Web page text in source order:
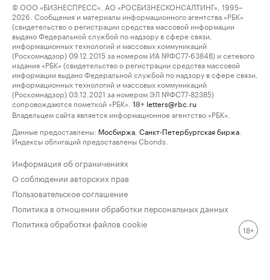
© ООО «БИЗНЕСПРЕСС», АО «РОСБИЗНЕСКОНСАЛТИНГ», 1995–
2026. Сообщения и материалы информационного агентства «РБК»
(свидетельство о регистрации средства массовой информации
выдано Федеральной службой по надзору в сфере связи,
информационных технологий и массовых коммуникаций
(Роскомнадзор) 09.12.2015 за номером ИА №ФС77-63848) и сетевого
издания «РБК» (свидетельство о регистрации средства массовой
информации выдано Федеральной службой по надзору в сфере связи,
информационных технологий и массовых коммуникаций
(Роскомнадзор) 03.12.2021 за номером ЭЛ №ФС77-82385)
сопровождаются пометкой «РБК».
18+ letters@rbc.ru
Владельцем сайта является информационное агентство «РБК».
Данные предоставлены: Мосбиржа Санкт-Петербургская биржа
Индексы облигаций предоставлены Cbonds.
Информация об ограничениях
О соблюдении авторских прав
Пользовательское соглашение
Политика в отношении обработки персональных данных
Политика обработки файлов cookie
18+